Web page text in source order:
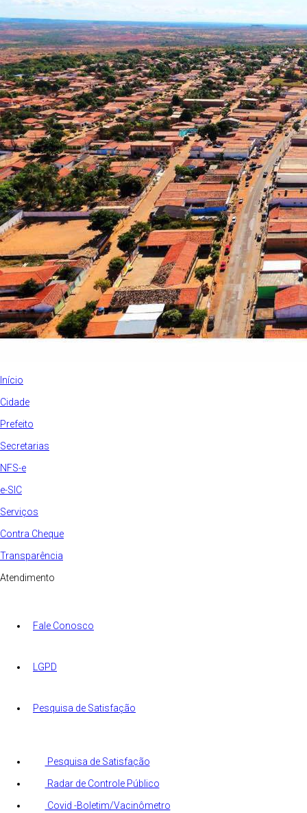
Início
Cidade
Prefeito
Secretarias
NFS-e
e-SIC
Serviços
Contra Cheque
Transparência
Atendimento
Fale Conosco
LGPD
Pesquisa de Satisfação
Pesquisa de Satisfação
Radar de Controle Público
Covid -Boletim/Vacinômetro